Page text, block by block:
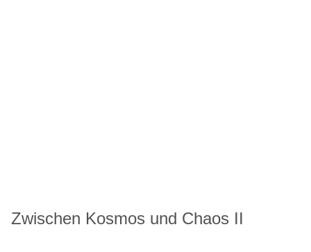
Zwischen Kosmos und Chaos II